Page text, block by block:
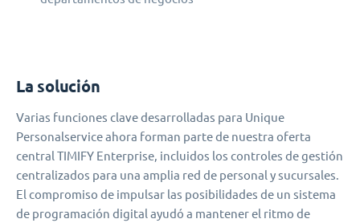
La solución
Varias funciones clave desarrolladas para Unique
Personalservice ahora forman parte de nuestra oferta
central TIMIFY Enterprise, incluidos los controles de gestión
centralizados para una amplia red de personal y sucursales.
El compromiso de impulsar las posibilidades de un sistema
de programación digital ayudó a mantener el ritmo de